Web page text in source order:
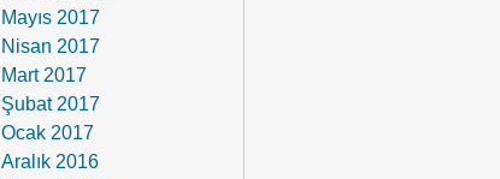
Mayıs 2017
Nisan 2017
Mart 2017
Şubat 2017
Ocak 2017
Aralık 2016